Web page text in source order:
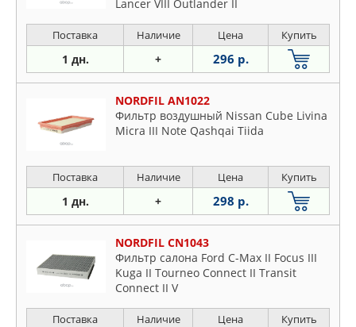
Lancer VIII Outlander II
Поставка Наличие Цена Купить
1 дн. + 296 р.
NORDFIL AN1022
Фильтр воздушный Nissan Cube Livina
Micra III Note Qashqai Tiida
Поставка Наличие Цена Купить
1 дн. + 298 р.
NORDFIL CN1043
Фильтр салона Ford C-Max II Focus III
Kuga II Tourneo Connect II Transit
Connect II V
Поставка Наличие Цена Купить